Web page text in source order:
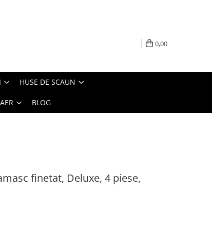
0,00
HUSE DE SCAUN
BLOG
finetat, Deluxe, 4 piese,